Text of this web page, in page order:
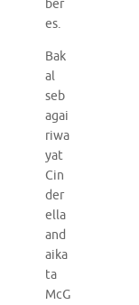
ber
es.
Bak
al
seb
agai
riwa
yat
Cin
der
ella
and
aika
ta
McG